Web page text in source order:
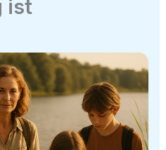
ist